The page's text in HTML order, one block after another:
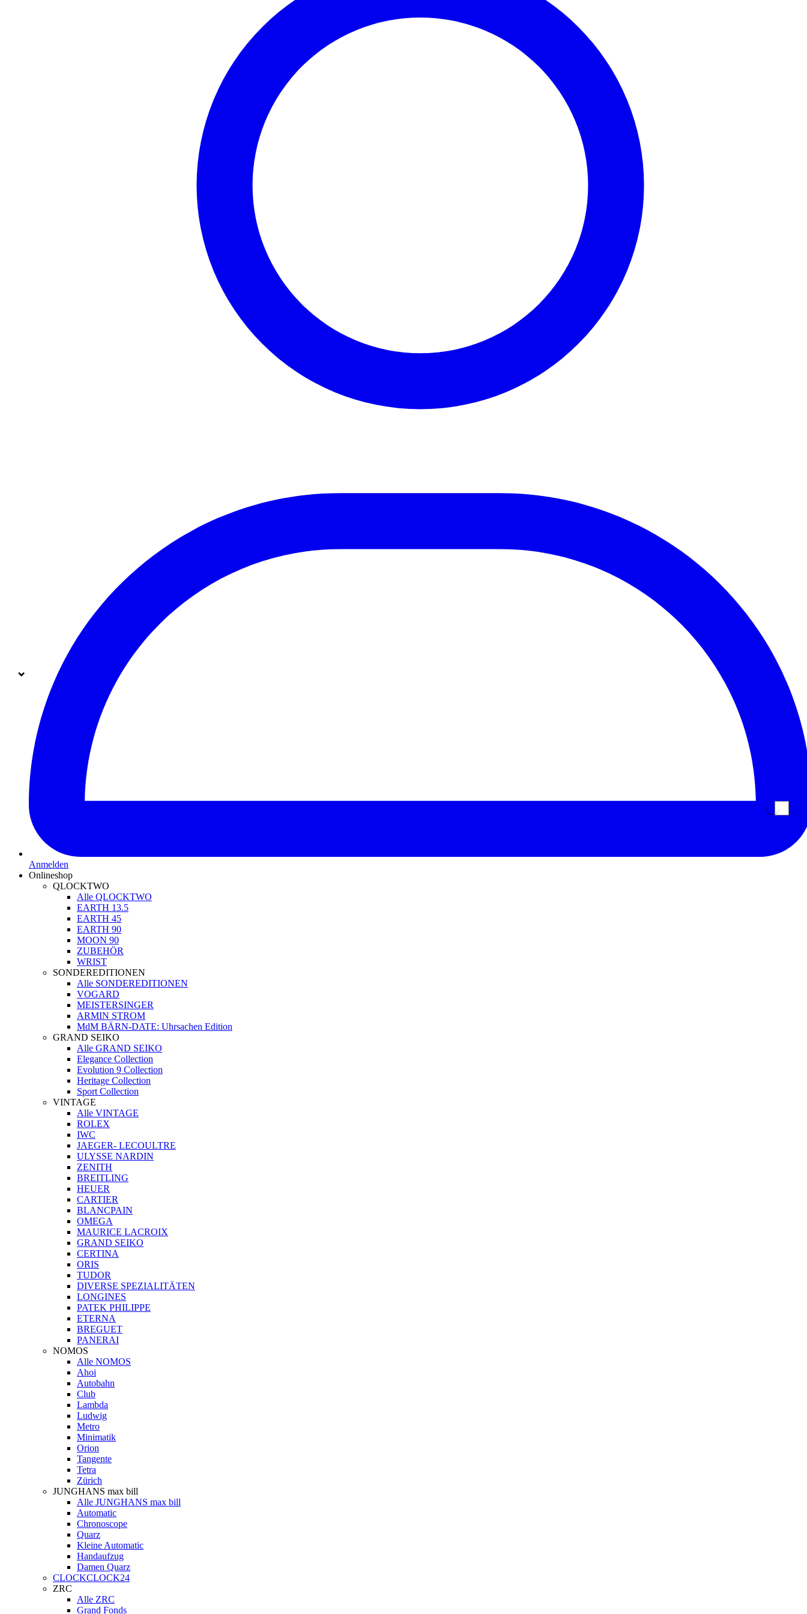
Anmelden
Onlineshop
QLOCKTWO
Alle QLOCKTWO
EARTH 13.5
EARTH 45
EARTH 90
MOON 90
ZUBEHÖR
WRIST
SONDEREDITIONEN
Alle SONDEREDITIONEN
VOGARD
MEISTERSINGER
ARMIN STROM
MdM BÄRN-DATE: Uhrsachen Edition
GRAND SEIKO
Alle GRAND SEIKO
Elegance Collection
Evolution 9 Collection
Heritage Collection
Sport Collection
VINTAGE
Alle VINTAGE
ROLEX
IWC
JAEGER- LECOULTRE
ULYSSE NARDIN
ZENITH
BREITLING
HEUER
CARTIER
BLANCPAIN
OMEGA
MAURICE LACROIX
GRAND SEIKO
CERTINA
ORIS
TUDOR
DIVERSE SPEZIALITÄTEN
LONGINES
PATEK PHILIPPE
ETERNA
BREGUET
PANERAI
NOMOS
Alle NOMOS
Ahoi
Autobahn
Club
Lambda
Ludwig
Metro
Minimatik
Orion
Tangente
Tetra
Zürich
JUNGHANS max bill
Alle JUNGHANS max bill
Automatic
Chronoscope
Quarz
Kleine Automatic
Handaufzug
Damen Quarz
CLOCKCLOCK24
ZRC
Alle ZRC
Grand Fonds